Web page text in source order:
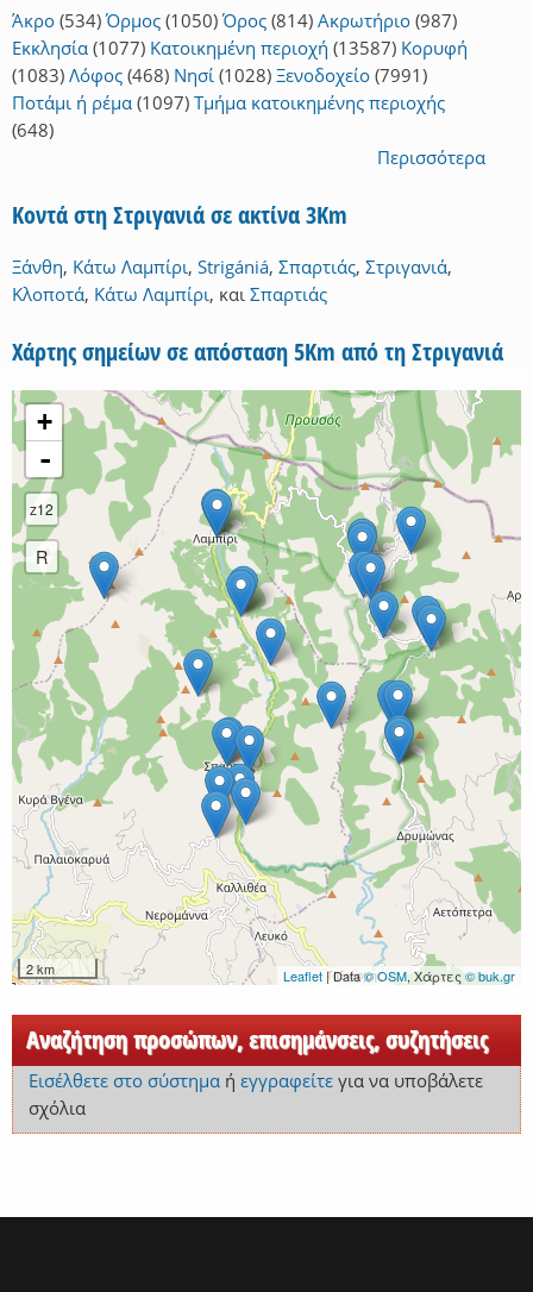
Άκρο (534) Όρμος (1050) Όρος (814) Ακρωτήριο (987)
Εκκλησία (1077) Κατοικημένη περιοχή (13587) Κορυφή
(1083) Λόφος (468) Νησί (1028) Ξενοδοχείο (7991)
Ποτάμι ή ρέμα (1097) Τμήμα κατοικημένης περιοχής
(648)
Περισσότερα
Κοντά στη Στριγανιά σε ακτίνα 3Km
Ξάνθη, Κάτω Λαμπίρι, Strigániá, Σπαρτιάς, Στριγανιά,
Κλοποτά, Κάτω Λαμπίρι, και Σπαρτιάς
Χάρτης σημείων σε απόσταση 5Km από τη Στριγανιά
+
-
z12
R
2 km Leaflet| Data© OSM, Χάρτες© buk.gr
Αναζήτηση προσώπων, επισημάνσεις, συζητήσεις
Εισέλθετε στο σύστημαή εγγραφείτεγια να υποβάλετε
σχόλια